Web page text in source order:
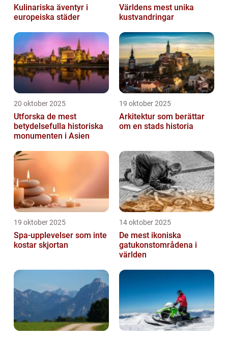
Kulinariska äventyr i
europeiska städer
Världens mest unika
kustvandringar
20 oktober 2025
Utforska de mest
betydelsefulla historiska
monumenten i Asien
19 oktober 2025
Arkitektur som berättar
om en stads historia
19 oktober 2025
Spa-upplevelser som inte
kostar skjortan
14 oktober 2025
De mest ikoniska
gatukonstområdena i
världen